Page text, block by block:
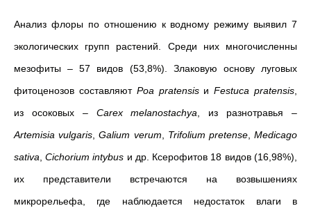
Анализ флоры по отношению к водному режиму выявил 7
экологических групп растений. Среди них многочисленны
мезофиты – 57 видов (53,8%). Злаковую основу луговых
фитоценозов составляют Poa pratensisиFestuca pratensis
из осоковых – Carex melanostachya , из разнотравья –
Artemisia vulgaris ,Galium verum Trifolium pretense,Medicago
sativa ,Cichorium intybus и др. Ксерофитов 18 видов (16,98%),
их представители встречаются на возвышениях
микрорельефа, где наблюдается недостаток влаги в